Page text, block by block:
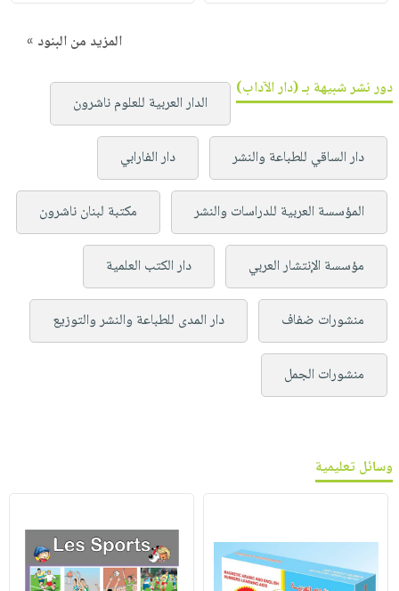
المزيد من البنود »
دور نشر شبيهة بـ (دار الآداب)
الدار العربية للعلوم ناشرون
دار الساقي للطباعة والنشر دار الفارابي
المؤسسة العربية للدراسات والنشر مكتبة لبنان ناشرون
مؤسسة الإنتشار العربي دار الكتب العلمية
منشورات ضفاف دار المدى للطباعة والنشر والتوزيع
منشورات الجمل
وسائل تعليمية